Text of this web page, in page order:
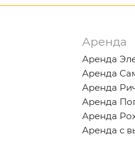
Аренда
Аренда
Аренда
Аренда
Аренда
Аренда
Аренда с